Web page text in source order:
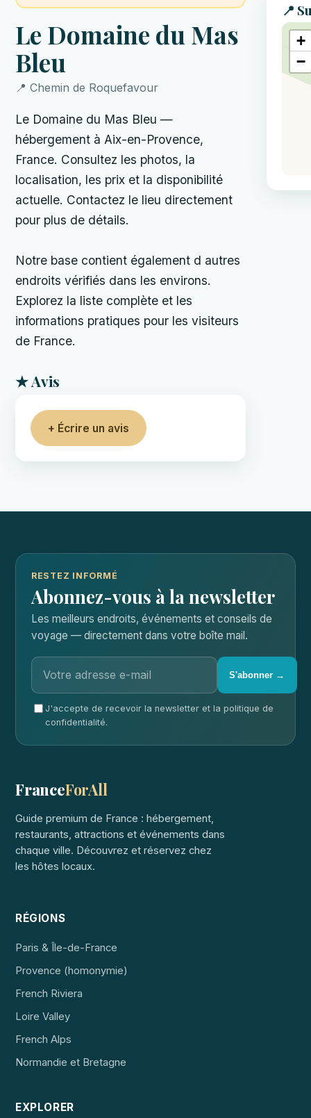
Le Domaine du Mas
Bleu
📍 Chemin de Roquefavour
Le Domaine du Mas Bleu —
hébergement à Aix-en-Provence,
France. Consultez les photos, la
localisation, les prix et la disponibilité
actuelle. Contactez le lieu directement
pour plus de détails.
Notre base contient également d autres
endroits vérifiés dans les environs.
Explorez la liste complète et les
informations pratiques pour les visiteurs
de France.
★ Avis
+ Écrire un avis
📍
+
−
RESTEZ INFORMÉ
Abonnez-vous à la newsletter
Les meilleurs endroits, événements et conseils de
voyage — directement dans votre boîte mail.
S'abonner →
J'accepte de recevoir la newsletter et la politique de
confidentialité.
FranceForAll
Guide premium de France : hébergement,
restaurants, attractions et événements dans
chaque ville. Découvrez et réservez chez
les hôtes locaux.
RÉGIONS
Paris & Île-de-France
Provence (homonymie)
French Riviera
Loire Valley
French Alps
Normandie et Bretagne
EXPLORER